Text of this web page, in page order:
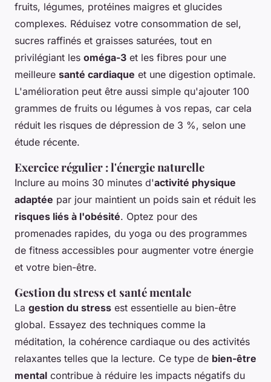
fruits, légumes, protéines maigres et glucides
complexes. Réduisez votre consommation de sel,
sucres raffinés et graisses saturées, tout en
privilégiant les oméga-3 et les fibres pour une
meilleure santé cardiaque et une digestion optimale.
L'amélioration peut être aussi simple qu'ajouter 100
grammes de fruits ou légumes à vos repas, car cela
réduit les risques de dépression de 3 %, selon une
étude récente.
Exercice régulier : l'énergie naturelle
Inclure au moins 30 minutes d'activité physique
adaptée par jour maintient un poids sain et réduit les
risques liés à l'obésité. Optez pour des
promenades rapides, du yoga ou des programmes
de fitness accessibles pour augmenter votre énergie
et votre bien-être.
Gestion du stress et santé mentale
La gestion du stress est essentielle au bien-être
global. Essayez des techniques comme la
méditation, la cohérence cardiaque ou des activités
relaxantes telles que la lecture. Ce type de bien-être
mental contribue à réduire les impacts négatifs du